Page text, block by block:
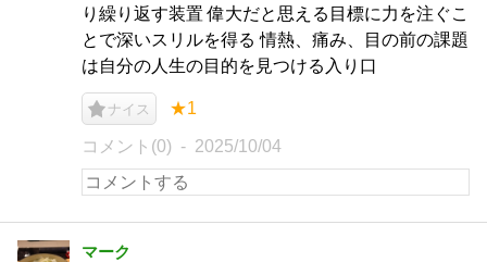
り繰り返す装置 偉大だと思える目標に力を注ぐこ
とで深いスリルを得る 情熱、痛み、目の前の課題
は自分の人生の目的を見つける入り口
ナイス ★1
コメント(0) 2025/10/04
マーク